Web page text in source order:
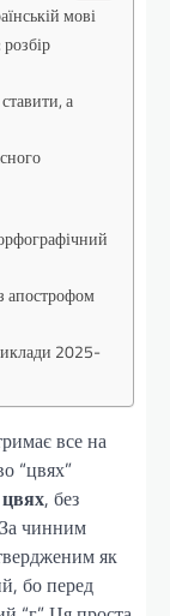
мові
а
апострофом
2025-
все на
“цвях”
цвях, без
За чинним
як
бо перед